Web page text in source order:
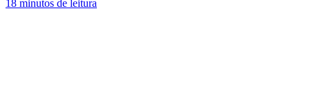
18 minutos de leitura